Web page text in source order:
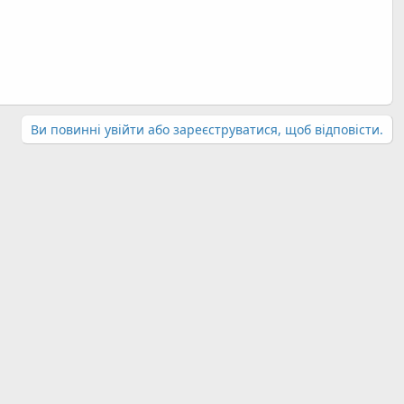
Ви повинні увійти або зареєструватися, щоб відповісти.